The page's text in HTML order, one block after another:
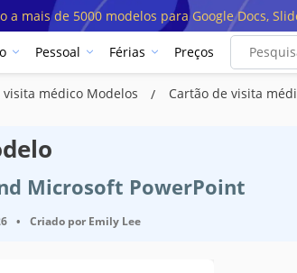
mais de 5000 modelos para Google Docs,
Pessoal Férias Preços
visita médico Modelos Cartão de visita
Microsoft PowerPoint
• Criado por Emily Lee